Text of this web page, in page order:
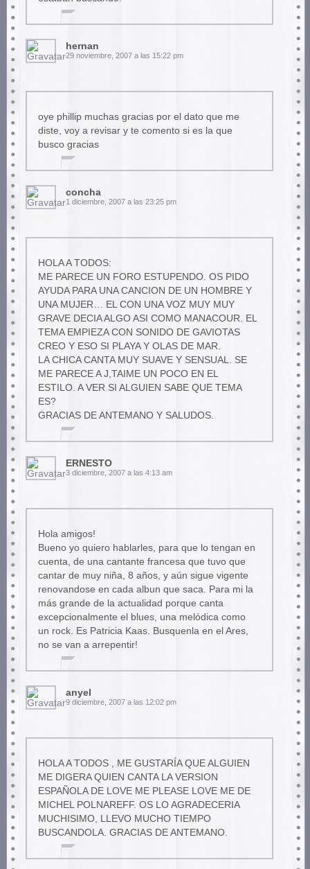
hernan
29 noviembre, 2007 a las 15:22 pm
oye phillip muchas gracias por el dato que me
diste, voy a revisar y te comento si es la que
busco gracias
concha
1 diciembre, 2007 a las 23:25 pm
HOLA A TODOS:
ME PARECE UN FORO ESTUPENDO. OS PIDO
AYUDA PARA UNA CANCION DE UN HOMBRE Y
UNA MUJER… EL CON UNA VOZ MUY MUY
GRAVE DECIA ALGO ASI COMO MANACOUR. EL
TEMA EMPIEZA CON SONIDO DE GAVIOTAS
CREO Y ESO SI PLAYA Y OLAS DE MAR.
LA CHICA CANTA MUY SUAVE Y SENSUAL. SE
ME PARECE A J,TAIME UN POCO EN EL
ESTILO. A VER SI ALGUIEN SABE QUE TEMA
ES?
GRACIAS DE ANTEMANO Y SALUDOS.
ERNESTO
3 diciembre, 2007 a las 4:13 am
Hola amigos!
Bueno yo quiero hablarles, para que lo tengan en
cuenta, de una cantante francesa que tuvo que
cantar de muy niña, 8 años, y aún sigue vigente
renovandose en cada albun que saca. Para mi la
más grande de la actualidad porque canta
excepcionalmente el blues, una melódica como
un rock. Es Patricia Kaas. Busquenla en el Ares,
no se van a arrepentir!
anyel
9 diciembre, 2007 a las 12:02 pm
HOLA A TODOS , ME GUSTARÍA QUE ALGUIEN
ME DIGERA QUIEN CANTA LA VERSION
ESPAÑOLA DE LOVE ME PLEASE LOVE ME DE
MICHEL POLNAREFF. OS LO AGRADECERIA
MUCHISIMO, LLEVO MUCHO TIEMPO
BUSCANDOLA. GRACIAS DE ANTEMANO.